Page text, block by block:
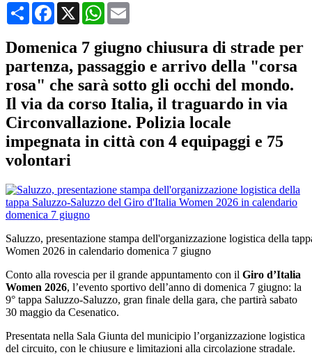
CondividiFacebook
X WhatsApp
Domenica 7 giugno chiusura di strade per
partenza, passaggio e arrivo della "corsa
rosa" che sarà sotto gli occhi del mondo.
Il via da corso Italia, il traguardo in via
Circonvallazione. Polizia locale
impegnata in città con 4 equipaggi e 75
volontari
Saluzzo, presentazione stampa dell'organizzazione logistica della
Women 2026 in calendario domenica 7 giugno
Conto alla rovescia per il grande appuntamento con il Giro d’Italia
Women 2026, l’evento sportivo dell’anno di domenica 7 giugno: la
9° tappa Saluzzo-Saluzzo, gran finale della gara, che partirà sabato
30 maggio da Cesenatico.
Presentata nella Sala Giunta del municipio l’organizzazione logistica
del circuito, con le chiusure e limitazioni alla circolazione stradale.